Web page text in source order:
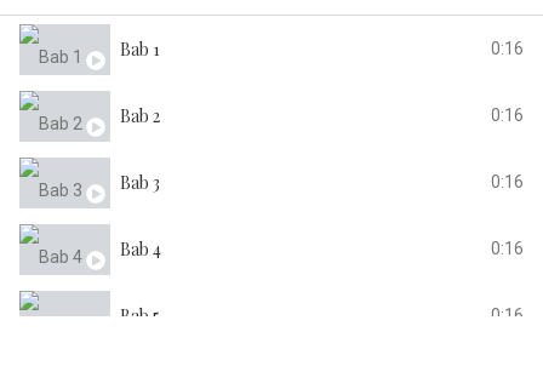
Bab 1 0:16
Bab 2 0:16
Bab 3 0:16
Bab 4 0:16
Bab 5 0:16